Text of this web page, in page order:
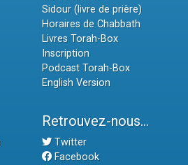
Sidour (livre de prière)
Horaires de Chabbath
Livres Torah-Box
Inscription
Podcast Torah-Box
English Version
Retrouvez-nous...
Twitter
Facebook